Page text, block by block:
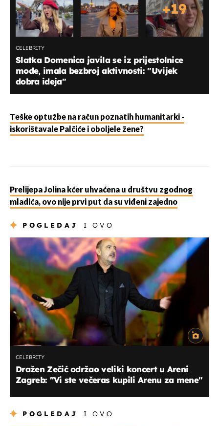
+19
CELEBRITY
Slatka Domenica javila se iz prijestolnice
mode, imala bezbroj aktivnosti: "Uvijek
dobra ideja"
Teške optužbe na račun poznatih humanitarki -
iskorištavale Palčiće i oboljele žene?
Prelijepa Jolina kćer uhvaćena u društvu zgodnog
mladića, ovo nije prvi put da su viđeni zajedno
POGLEDAJ I OVO
CELEBRITY
Dražen Zečić održao veliki koncert u Areni
Zagreb: "Vi ste večeras kupili Arenu za mene"
POGLEDAJ I OVO